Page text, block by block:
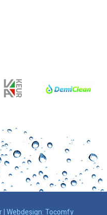
| Webdesign:Tocomfy